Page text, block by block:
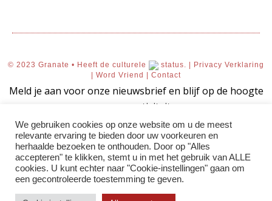
© 2023 Granate • Heeft de culturele status. |
Privacy Verklaring
| Word Vriend | Contact
We gebruiken cookies op onze website om u de meest
relevante ervaring te bieden door uw voorkeuren en
herhaalde bezoeken te onthouden. Door op "Alles
accepteren" te klikken, stemt u in met het gebruik van ALLE
cookies. U kunt echter naar "Cookie-instellingen" gaan om
een ​​gecontroleerde toestemming te geven.
Meld je aan voor onze nieuwsbrief en blijf op de hoogte
van onze activiteiten.
AANMELDEN!
Uw aanmelding voor onze